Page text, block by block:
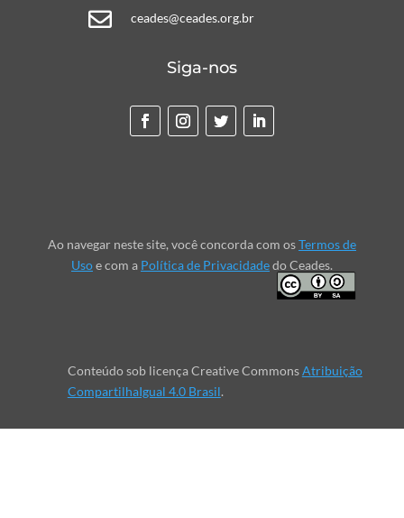
 ceades@ceades.org.br
Siga-nos
Ao navegar neste site, você concorda com osTermos de
Usoe com a Política de Privacidadedo Ceades.
Conteúdo sob licença Creative CommonsAtribuição
CompartilhaIgual 4.0 Brasil.